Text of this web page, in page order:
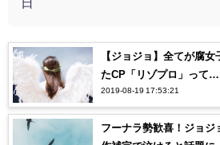
日
【ジョジョ】全てが腐
たCP「リゾプロ」って…
2019-08-19 17:53:21
フーナラ勢歓喜！ジョジ